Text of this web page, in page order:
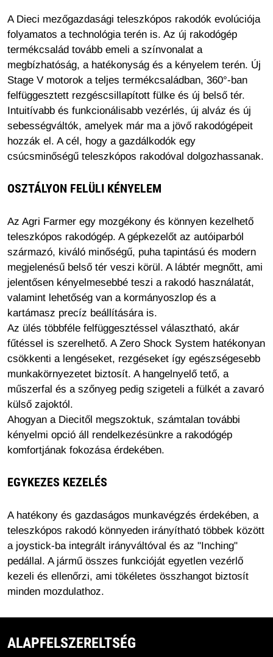
A Dieci mezőgazdasági teleszkópos rakodók evolúciója
folyamatos a technológia terén is. Az új rakodógép
termékcsalád tovább emeli a színvonalat a
megbízhatóság, a hatékonyság és a kényelem terén. Új
Stage V motorok a teljes termékcsaládban, 360°-ban
felfüggesztett rezgéscsillapított fülke és új belső tér.
Intuitívabb és funkcionálisabb vezérlés, új alváz és új
sebességváltók, amelyek már ma a jövő rakodógépeit
hozzák el. A cél, hogy a gazdálkodók egy
csúcsminőségű teleszkópos rakodóval dolgozhassanak.
OSZTÁLYON FELÜLI KÉNYELEM
Az Agri Farmer egy mozgékony és könnyen kezelhető
teleszkópos rakodógép. A gépkezelőt az autóiparból
származó, kiváló minőségű, puha tapintású és modern
megjelenésű belső tér veszi körül. A lábtér megnőtt, ami
jelentősen kényelmesebbé teszi a rakodó használatát,
valamint lehetőség van a kormányoszlop és a
kartámasz precíz beállítására is.
Az ülés többféle felfüggesztéssel választható, akár
fűtéssel is szerelhető. A Zero Shock System hatékonyan
csökkenti a lengéseket, rezgéseket így egészségesebb
munkakörnyezetet biztosít. A hangelnyelő tető, a
műszerfal és a szőnyeg pedig szigeteli a fülkét a zavaró
külső zajoktól.
Ahogyan a Diecitől megszoktuk, számtalan további
kényelmi opció áll rendelkezésünkre a rakodógép
komfortjának fokozása érdekében.
EGYKEZES KEZELÉS
A hatékony és gazdaságos munkavégzés érdekében, a
teleszkópos rakodó könnyeden irányítható többek között
a joystick-ba integrált irányváltóval és az "Inching"
pedállal. A jármű összes funkcióját egyetlen vezérlő
kezeli és ellenőrzi, ami tökéletes összhangot biztosít
minden mozdulathoz.
ALAPFELSZERELTSÉG